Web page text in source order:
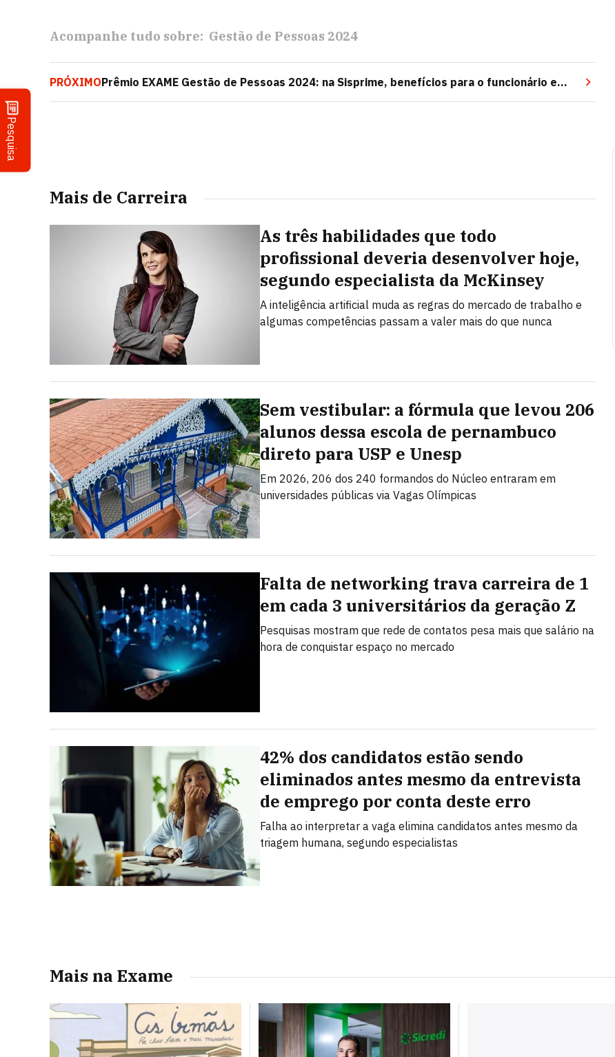
Pesquisa
Acompanhe tudo sobre: Gestão de Pessoas 2024
PRÓXIMOPrêmio EXAME Gestão de Pessoas 2024: na Sisprime, benefícios para o funcionário e
para a família
Mais de Carreira
As três habilidades que todo
profissional deveria desenvolver hoje,
segundo especialista da McKinsey
A inteligência artificial muda as regras do mercado de trabalho e
algumas competências passam a valer mais do que nunca
Sem vestibular: a fórmula que levou 206
alunos dessa escola de pernambuco
direto para USP e Unesp
Em 2026, 206 dos 240 formandos do Núcleo entraram em
universidades públicas via Vagas Olímpicas
Falta de networking trava carreira de 1
em cada 3 universitários da geração Z
Pesquisas mostram que rede de contatos pesa mais que salário na
hora de conquistar espaço no mercado
42% dos candidatos estão sendo
eliminados antes mesmo da entrevista
de emprego por conta deste erro
Falha ao interpretar a vaga elimina candidatos antes mesmo da
triagem humana, segundo especialistas
Mais na Exame